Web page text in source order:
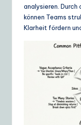
analysieren.
können Teams
Klarheit fördern